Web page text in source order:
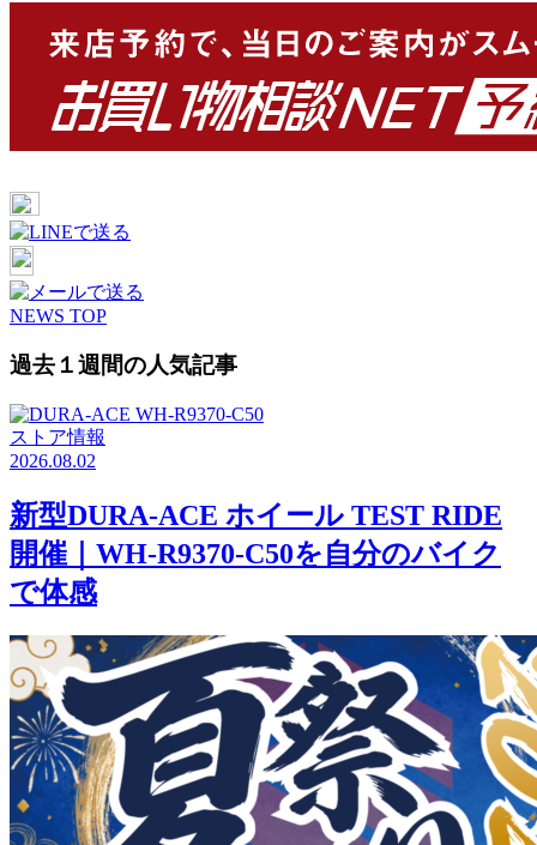
NEWS TOP
過去１週間の人気記事
ストア情報
2026.08.02
新型DURA-ACE ホイール TEST RIDE
開催｜WH-R9370-C50を自分のバイク
で体感